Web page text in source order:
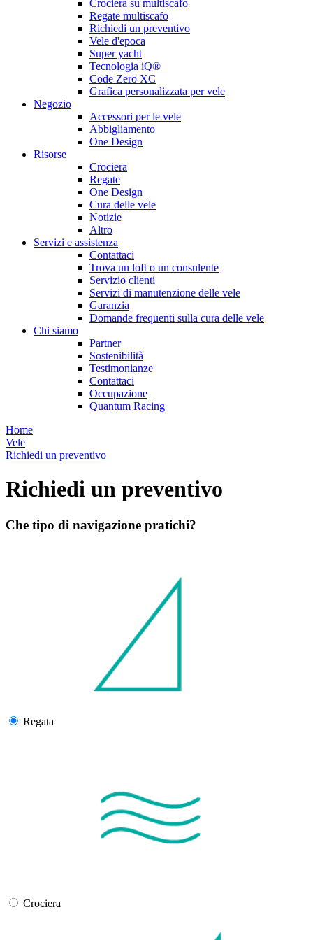
Crociera su multiscafo
Regate multiscafo
Richiedi un preventivo
Vele d'epoca
Super yacht
Tecnologia iQ®
Code Zero XC
Grafica personalizzata per vele
Negozio
Accessori per le vele
Abbigliamento
One Design
Risorse
Crociera
Regate
One Design
Cura delle vele
Notizie
Altro
Servizi e assistenza
Contattaci
Trova un loft o un consulente
Servizio clienti
Servizi di manutenzione delle vele
Garanzia
Domande frequenti sulla cura delle vele
Chi siamo
Partner
Sostenibilità
Testimonianze
Contattaci
Occupazione
Quantum Racing
Home
Vele
Richiedi un preventivo
Richiedi un preventivo
Che tipo di navigazione pratichi?
Regata
Crociera